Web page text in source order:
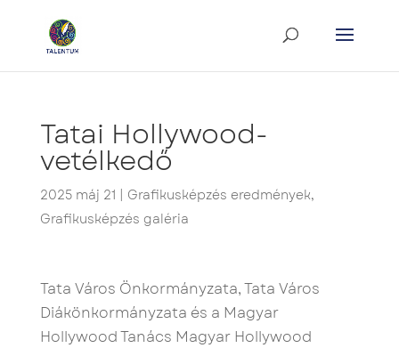
Tatai Hollywood-
vetélkedő
2025 máj 21 Grafikusképzés eredmények,
Grafikusképzés galéria
Tata Város Önkormányzata, Tata Város
Diákönkormányzata és a Magyar
Hollywood Tanács Magyar Hollywood